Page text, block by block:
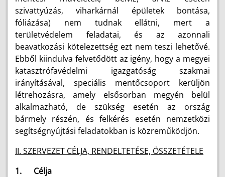
szivattyúzás, viharkárnál épületek bontása,
fóliázása) nem tudnak ellátni, mert a
területvédelem feladatai, és az azonnali
beavatkozási kötelezettség ezt nem teszi lehetővé.
Ebből kiindulva felvetődött az igény, hogy a megyei
katasztrófavédelmi igazgatóság szakmai
irányításával, speciális mentőcsoport kerüljön
létrehozásra, amely elsősorban megyén belül
alkalmazható, de szükség esetén az ország
bármely részén, és felkérés esetén nemzetközi
segítségnyújtási feladatokban is közreműködjön.
II. SZERVEZET CÉLJA, RENDELTETÉSE, ÖSSZETÉTELE
1. Célja